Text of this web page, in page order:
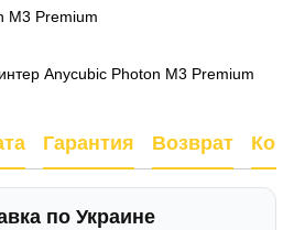
M3 Premium
Anycubic Photon M3 Premium
Гарантия Возврат
по Украине